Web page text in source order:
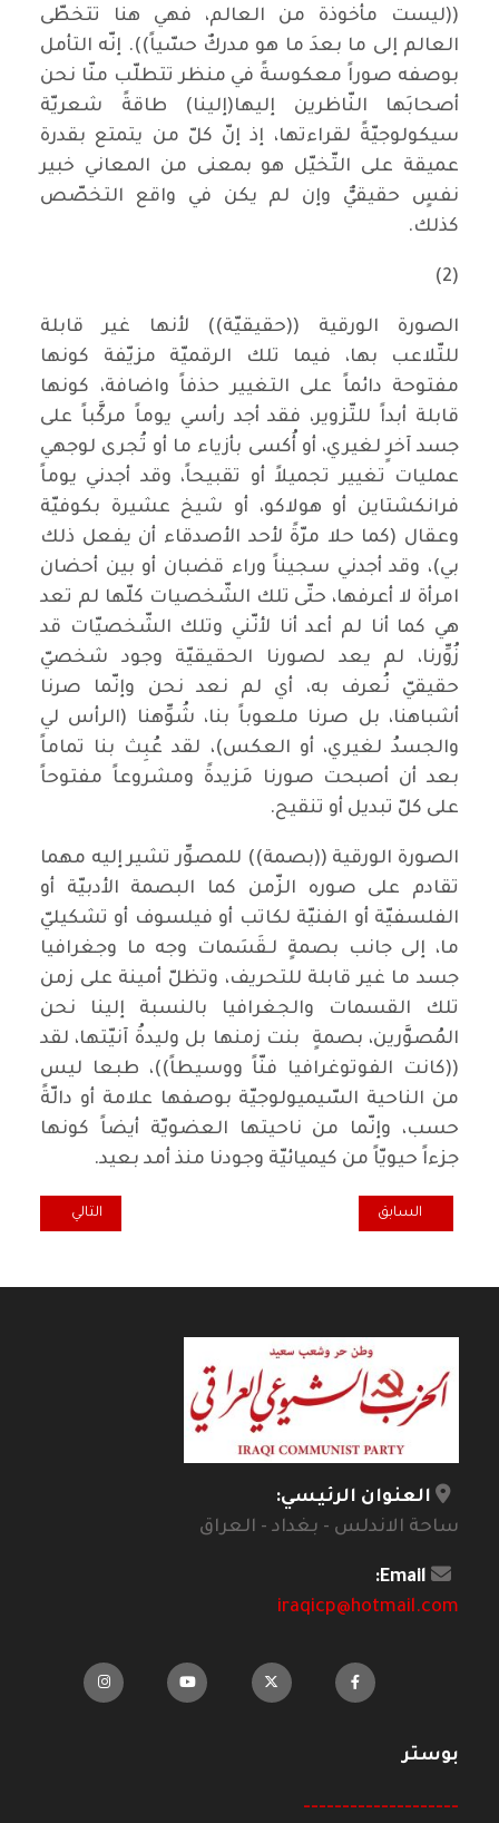
((ليست مأخوذة من العالم، فهي هنا تتخطّى
العالم إلى ما بعدَ ما هو مدركٌ حسّياً)). إنّه التأمل
بوصفه صوراً معكوسةً في منظر تتطلّب منّا نحن
أصحابَها النّاظرين إليها(إلينا) طاقةً شعريّة
سيكولوجيّةً لقراءتها، إذ إنّ كلّ من يتمتع بقدرة
عميقة على التّخيّل هو بمعنى من المعاني خبير
نفسٍ حقيقيٌّ وإن لم يكن في واقع التخصّص
كذلك.
(2)
الصورة الورقية ((حقيقيّة)) لأنها غير قابلة
للتّلاعب بها، فيما تلك الرقميّة مزيّفة كونها
مفتوحة دائماً على التغيير حذفاً واضافة، كونها
قابلة أبداً للتّزوير، فقد أجد رأسي يوماً مركَّباً على
جسد آخرٍ لغيري، أو أُكسى بأزياء ما أو تُجرى لوجهي
عمليات تغيير تجميلاً أو تقبيحاً، وقد أجدني يوماً
فرانكشتاين أو هولاكو، أو شيخ عشيرة بكوفيّة
وعقال (كما حلا مرّةً لأحد الأصدقاء أن يفعل ذلك
بي)، وقد أجدني سجيناً وراء قضبان أو بين أحضان
امرأة لا أعرفها، حتّى تلك الشّخصيات كلّها لم تعد
هي كما أنا لم أعد أنا لأنّني وتلك الشّخصيّات قد
زُوِّرنا، لم يعد لصورنا الحقيقيّة وجود شخصيّ
حقيقيّ نُعرف به، أي لم نعد نحن وإنّما صرنا
أشباهنا، بل صرنا ملعوباً بنا، شُوِّهنا (الرأس لي
والجسدُ لغيري، أو العكس)، لقد عُبِث بنا تماماً
بعد أن أصبحت صورنا مَزيدةً ومشروعاً مفتوحاً
على كلّ تبديل أو تنقيح.
الصورة الورقية ((بصمة)) للمصوِّر تشير إليه مهما
تقادم على صوره الزّمن كما البصمة الأدبيّة أو
الفلسفيّة أو الفنيّة لكاتب أو فيلسوف أو تشكيليّ
ما، إلى جانب بصمةٍ لـقَسَمات وجه ما وجغرافيا
جسد ما غير قابلة للتحريف، وتظلّ أمينة على زمن
تلك القسمات والجغرافيا بالنسبة إلينا نحن
المُصوَّرين، بصمةٍ بنت زمنها بل وليدةُ آنيّتها، لقد
((كانت الفوتوغرافيا فنّاً ووسيطاً))، طبعا ليس
من الناحية السّيميولوجيّة بوصفها علامة أو دالّةً
حسب، وإنّما من ناحيتها العضويّة أيضاً كونها
جزءاً حيويّاً من كيميائيّة وجودنا منذ أمد بعيد.
المقال السابق: ثلاثة جياد
السابق المقال التالي:
التالي
العنوان الرئيسي:
ساحة الاندلس - بغداد - العراق
Email:
iraqicp@hotmail.com
بوستر
--------------------